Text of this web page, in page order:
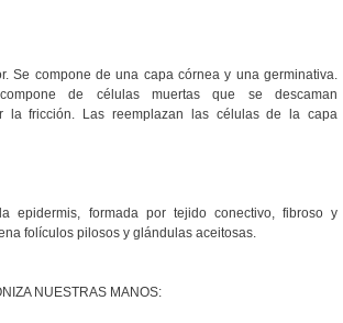
Se compone de una capa córnea y una germinativa.
de células muertas que se descaman
la fricción. Las reemplazan las células de la capa
epidermis, formada por tejido conectivo, fibroso y
folículos pilosos y glándulas aceitosas.
NUESTRAS MANOS: